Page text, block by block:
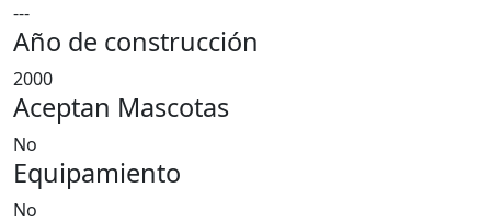
---
Año de construcción
2000
Aceptan Mascotas
No
Equipamiento
No